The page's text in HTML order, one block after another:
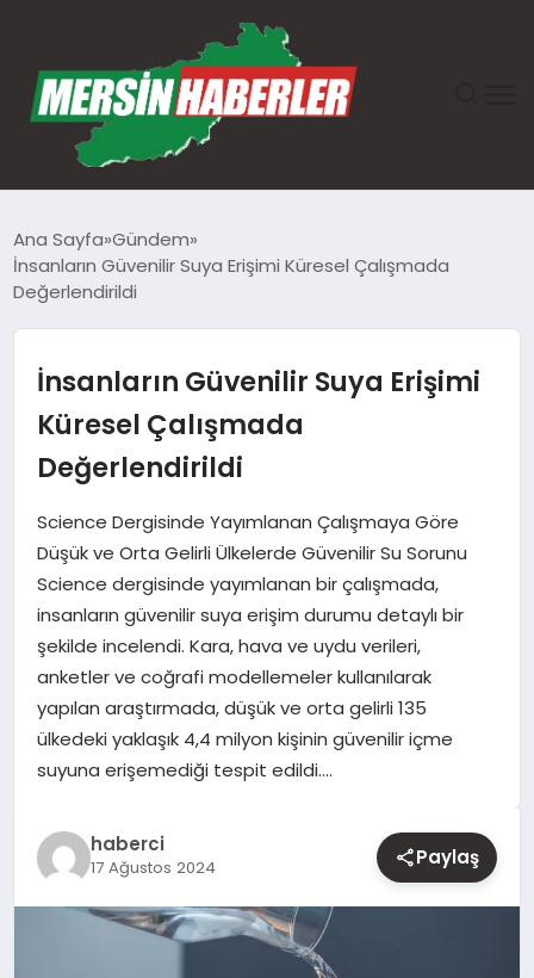
GÜNDEM
TEKNOLOJI
SPOR
YAŞAM
EĞITIM
Ana Sayfa Gündem
İnsanların Güvenilir Suya Erişimi Küresel Çalışmada
Değerlendirildi
İnsanların Güvenilir Suya Erişimi
Küresel Çalışmada
Değerlendirildi
Science Dergisinde Yayımlanan Çalışmaya Göre
Düşük ve Orta Gelirli Ülkelerde Güvenilir Su Sorunu
Science dergisinde yayımlanan bir çalışmada,
insanların güvenilir suya erişim durumu detaylı bir
şekilde incelendi. Kara, hava ve uydu verileri,
anketler ve coğrafi modellemeler kullanılarak
yapılan araştırmada, düşük ve orta gelirli 135
ülkedeki yaklaşık 4,4 milyon kişinin güvenilir içme
suyuna erişemediği tespit edildi….
haberci
17 Ağustos 2024 Paylaş